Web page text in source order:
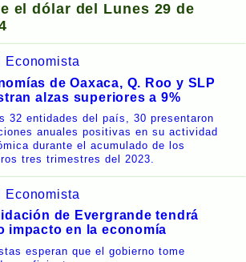
el dólar del Lunes 29 de
Economista
de Oaxaca, Q. Roo y SLP
alzas superiores a 9%
32 entidades del país, 30 presentaron
anuales positivas en su actividad
durante el acumulado de los
tres trimestres del 2023.
Economista
de Evergrande tendrá
impacto en la economía
esperan que el gobierno tome